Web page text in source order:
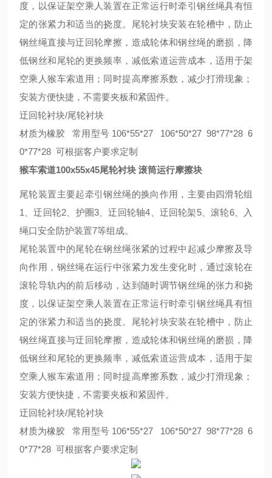
度，以保证架空乘人装置在正常运行时牵引钢丝绳具有恒
定的张紧力和适当的挠度。尾轮衬块安装在轮槽中，防止
钢丝绳直接与迂回轮摩擦，造成轮体和钢丝绳的磨损，降
低钢丝和尾轮的更换频率，减低索道运营成本，适用于架
空乘人猴车索道用；同时提高摩擦系数，减少打滑现象；
安装方便快捷，不需要夹板和紧固件。
迂回轮衬块/尾轮衬块
材质为橡胶 常用型号 106*55*27 106*50*27 98*77*28 6
0*77*28 可根据客户要求定制
猴车索道100x55x45尾轮衬块 滚筒运行摩擦块
尾轮装置主要起牵引钢丝绳的换向作用，主要由四滑轮组
1、迂回轮2、护圈3、迂回轮轴4、迂回轮架5、滚轮6、入
绳口安全防护装置7等组成。
尾轮装置中的尾轮在钢丝绳张紧的过程中起减少摩擦及导
向作用，钢丝绳在运行中张紧力发生变化时，通过滚轮在
滚轮导轨内的前后移动，达到随时调节钢丝绳的张力和挠
度，以保证架空乘人装置在正常运行时牵引钢丝绳具有恒
定的张紧力和适当的挠度。尾轮衬块安装在轮槽中，防止
钢丝绳直接与迂回轮摩擦，造成轮体和钢丝绳的磨损，降
低钢丝和尾轮的更换频率，减低索道运营成本，适用于架
空乘人猴车索道用；同时提高摩擦系数，减少打滑现象；
安装方便快捷，不需要夹板和紧固件。
迂回轮衬块/尾轮衬块
材质为橡胶 常用型号 106*55*27 106*50*27 98*77*28 6
0*77*28 可根据客户要求定制